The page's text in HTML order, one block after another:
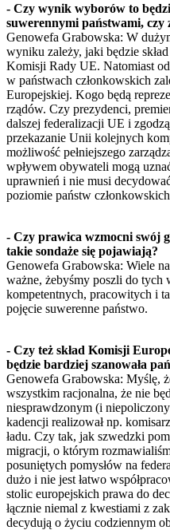
- Czy wynik wyborów to
suwerennymi państwami, czy
Genowefa Grabowska: W
wyniku zależy, jaki będzie
Komisji Rady UE. Natomiast
w państwach członkowskich
Europejskiej. Kogo będą
rządów. Czy prezydenci,
dalszej federalizacji UE i
przekazanie Unii kolejnych
możliwość pełniejszego
wpływem obywateli mogą
uprawnień i nie musi
poziomie państw
- Czy prawica wzmocni swój
takie sondaże się pojawiają?
Genowefa Grabowska: Wiele
ważne, żebyśmy poszli do tych
kompetentnych, pracowitych i
pojęcie suwerenne państwo.
- Czy też skład Komisji
będzie bardziej szanowała
Genowefa Grabowska: Myślę,
wszystkim racjonalna, że nie
niesprawdzonym (i
kadencji realizował np.
ładu. Czy tak, jak szwedzki
migracji, o którym
posuniętych pomysłów na
dużo i nie jest łatwo
stolic europejskich prawa do
łącznie niemal z kwestiami z
decydują o życiu codziennym